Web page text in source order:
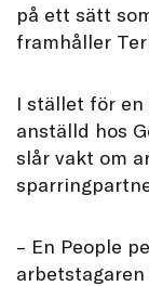
på ett sätt
framhåller
I stället för
anställd hos
slår vakt om
– En People